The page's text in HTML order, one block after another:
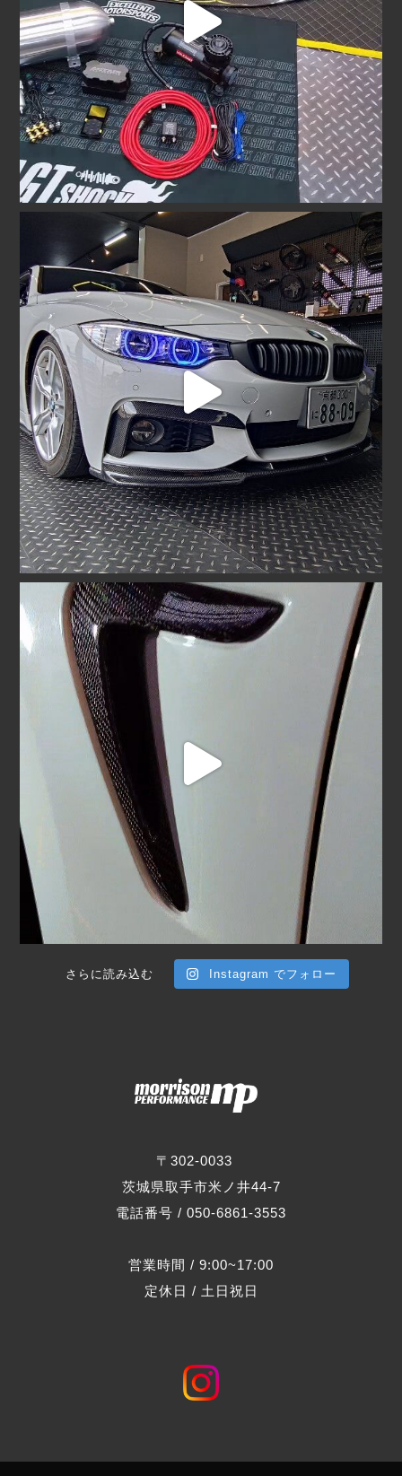
〒302-0033
茨城県取手市米ノ井44-7
電話番号 / 050-6861-3553
営業時間 / 9:00~17:00
定休日 / 土日祝日
さらに読み込む Instagram でフォロー